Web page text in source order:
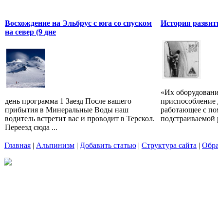
Восхождение на Эльбрус с юга со спуском
на север (9 дне
день программа 1 Заезд После вашего
прибытия в Минеральные Воды наш
водитель встретит вас и проводит в Терскол.
Переезд сюда ...
История
«Их
работающее с
подстраиваемой
Главная | Альпинизм | Добавить статью | Структура сайта |